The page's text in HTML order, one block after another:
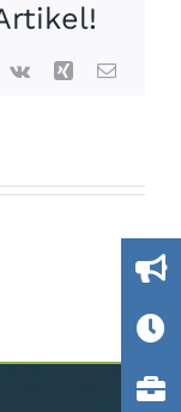
Vk Xing Email